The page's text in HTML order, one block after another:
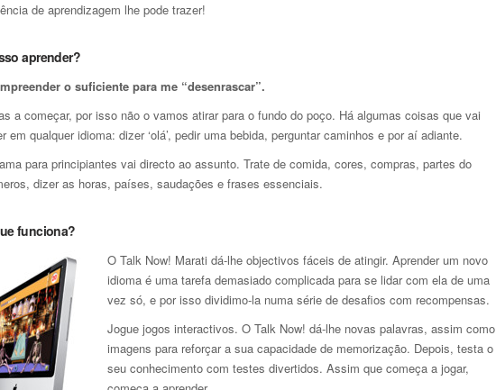
de aprendizagem lhe pode trazer!
aprender?
o suficiente para me “desenrascar”.
a começar, por isso não o vamos atirar para o fundo do poço. Há algumas coisas que vai
em qualquer idioma: dizer ‘olá’, pedir uma bebida, perguntar caminhos e por aí adiante.
para principiantes vai directo ao assunto. Trate de comida, cores, compras, partes do
dizer as horas, países, saudações e frases essenciais.
funciona?
O Talk Now! Marati dá-lhe objectivos fáceis de atingir. Aprender um novo
idioma é uma tarefa demasiado complicada para se lidar com ela de uma
vez só, e por isso dividimo-la numa série de desafios com recompensas.
Jogue jogos interactivos. O Talk Now! dá-lhe novas palavras, assim como
imagens para reforçar a sua capacidade de memorização. Depois, testa o
seu conhecimento com testes divertidos. Assim que começa a jogar,